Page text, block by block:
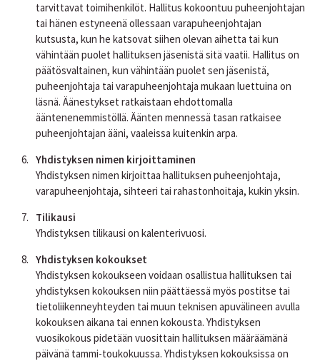
tarvittavat toimihenkilöt. Hallitus kokoontuu puheenjohtajan
tai hänen estyneenä ollessaan varapuheenjohtajan
kutsusta, kun he katsovat siihen olevan aihetta tai kun
vähintään puolet hallituksen jäsenistä sitä vaatii. Hallitus on
päätösvaltainen, kun vähintään puolet sen jäsenistä,
puheenjohtaja tai varapuheenjohtaja mukaan luettuina on
läsnä. Äänestykset ratkaistaan ehdottomalla
ääntenenemmistöllä. Äänten mennessä tasan ratkaisee
puheenjohtajan ääni, vaaleissa kuitenkin arpa.
Yhdistyksen nimen kirjoittaminen
Yhdistyksen nimen kirjoittaa hallituksen puheenjohtaja,
varapuheenjohtaja, sihteeri tai rahastonhoitaja, kukin yksin.
Tilikausi
Yhdistyksen tilikausi on kalenterivuosi.
Yhdistyksen kokoukset
Yhdistyksen kokoukseen voidaan osallistua hallituksen tai
yhdistyksen kokouksen niin päättäessä myös postitse tai
tietoliikenneyhteyden tai muun teknisen apuvälineen avulla
kokouksen aikana tai ennen kokousta. Yhdistyksen
vuosikokous pidetään vuosittain hallituksen määräämänä
päivänä tammi-toukokuussa. Yhdistyksen kokouksissa on